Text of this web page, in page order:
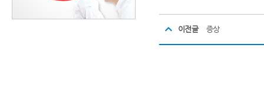
이전글 증상